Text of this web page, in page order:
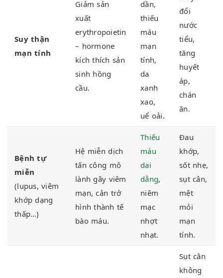
Suy thận
mạn tính
Giảm sản
xuất
erythropoietin
– hormone
kích thíchsản
sinh hồng
cầu.
dần,
thiếu
máu
mạn
tính,
da
xanh
xao,
uể oải.
đổi
nước
tiểu,
tăng
huyết
áp,
chán
ăn.
Bệnh tự
miễn
(lupus, viêm
khớp dạng
thấp…)
Hệ miễn dịch
tấn công mô
lành gây viêm
mạn, cản trở
hình thành tế
bào máu.
Thiếu
máu
dai
dẳng,
niêm
mạc
nhợt
nhạt.
Đau
khớp,
sốt nhẹ,
sụt cân,
mệt
mỏi
mạn
tính.
Sụt cân
không